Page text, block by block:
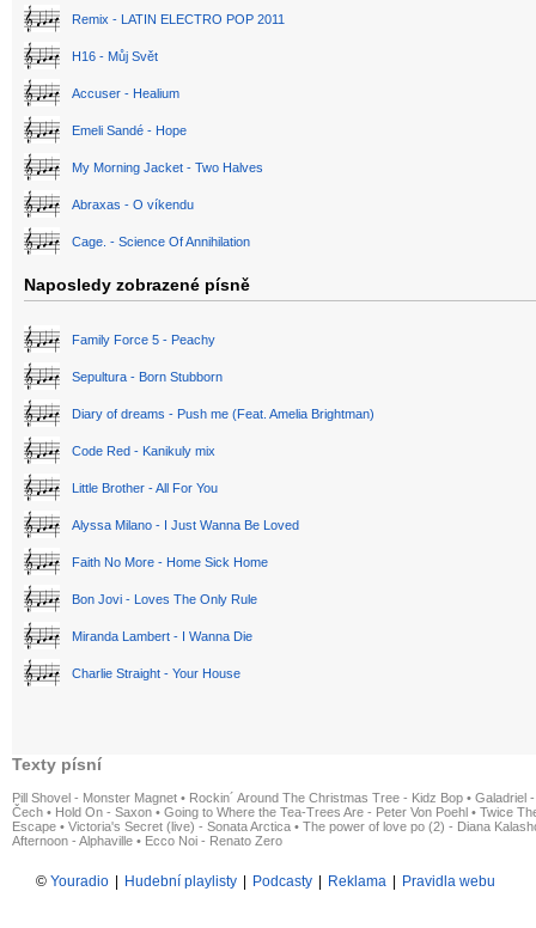
Remix - LATIN ELECTRO POP 2011
H16 - Můj Svět
Accuser - Healium
Emeli Sandé - Hope
My Morning Jacket - Two Halves
Abraxas - O víkendu
Cage. - Science Of Annihilation
Naposledy zobrazené písně
Family Force 5 - Peachy
Sepultura - Born Stubborn
Diary of dreams - Push me (Feat. Amelia Brightman)
Code Red - Kanikuly mix
Little Brother - All For You
Alyssa Milano - I Just Wanna Be Loved
Faith No More - Home Sick Home
Bon Jovi - Loves The Only Rule
Miranda Lambert - I Wanna Die
Charlie Straight - Your House
Texty písní
Pill Shovel - Monster Magnet • Rockin´ Around The Christmas Tree - Kidz Bop • Galadriel
Čech • Hold On - Saxon • Going to Where the Tea-Trees Are - Peter Von Poehl • Twice
Escape • Victoria's Secret (live) - Sonata Arctica • The power of love po (2) - Diana
Afternoon - Alphaville • Ecco Noi - Renato Zero
© Youradio Hudební playlisty Podcasty Reklama Pravidla webu